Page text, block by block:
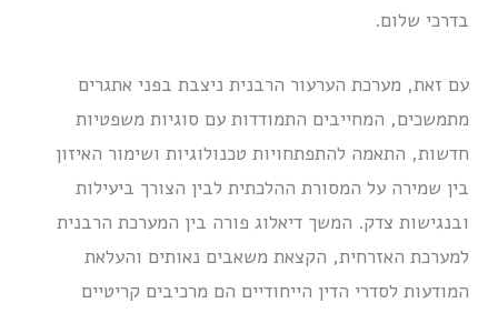
בדרכי שלום.
עם זאת, מערכת הערעור הרבנית ניצבת בפני אתגרים
מתמשכים, המחייבים התמודדות עם סוגיות משפטיות
חדשות, התאמה להתפתחויות טכנולוגיות ושימור האיזון
בין שמירה על המסורת ההלכתית לבין הצורך ביעילות
ובנגישות צדק. המשך דיאלוג פורה בין המערכת הרבנית
למערכת האזרחית, הקצאת משאבים נאותים והעלאת
המודעות לסדרי הדין הייחודיים הם מרכיבים קריטיים